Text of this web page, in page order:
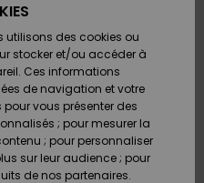
utilisons des cookies ou
stocker et/ou accéder à
Ces informations
de navigation et votre
pour vous présenter des
; pour mesurer la
; pour personnaliser
sur leur audience ; pour
de nos partenaires.